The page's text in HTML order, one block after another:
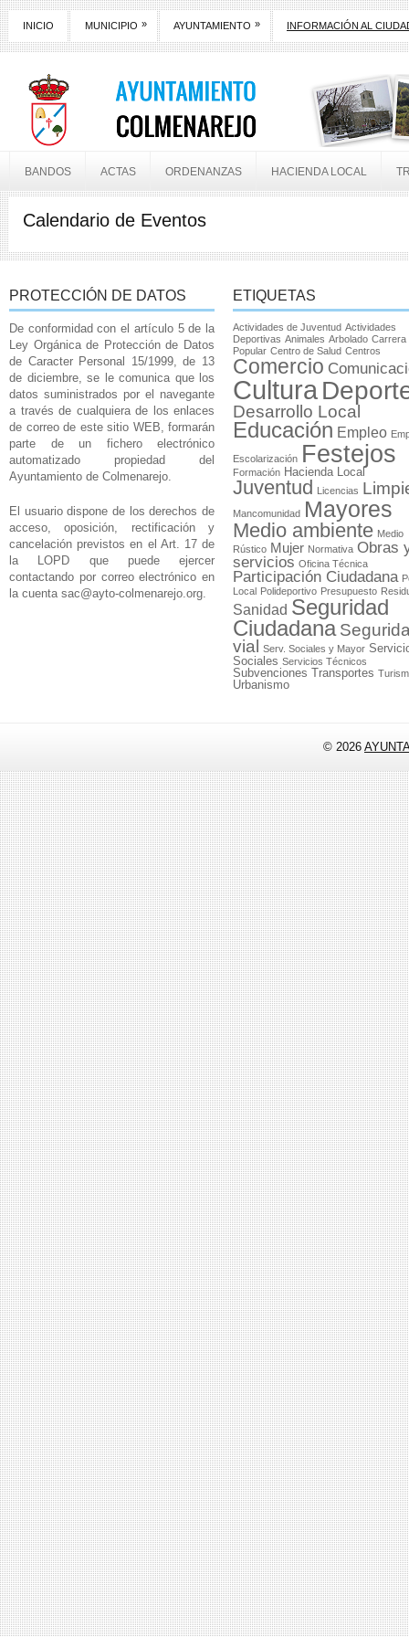
INICIO MUNICIPIO » AYUNTAMIENTO » INFORMACIÓN AL
BANDOS ACTAS ORDENANZAS HACIENDA LOCAL
Calendario de Eventos
PROTECCIÓN DE DATOS
De conformidad con el artículo 5 de la
Ley Orgánica de Protección de Datos
de Caracter Personal 15/1999, de 13
de diciembre, se le comunica que los
datos suministrados por el navegante
a través de cualquiera de los enlaces
de correo de este sitio WEB, formarán
parte de un fichero electrónico
automatizado propiedad del
Ayuntamiento de Colmenarejo.
El usuario dispone de los derechos de
acceso, oposición, rectificación y
cancelación previstos en el Art. 17 de
la LOPD que puede ejercer
contactando por correo electrónico en
la cuenta sac@ayto-colmenarejo.org.
ETIQUETAS
Actividades de Juventud Actividades
Deportivas Animales Arbolado Carrera
Popular Centro de Salud Centros
Comercio
Cultura
Desarrollo Local
Educación Empleo
Escolarización Festejos
Formación Hacienda Local
Juventud Licencias
Mancomunidad Mayores
Medio ambiente Medio
Rústico Mujer Normativa Obras
servicios Oficina Técnica
Participación Ciudadana
Local Polideportivo Presupuesto
Sanidad Seguridad
Ciudadana
vial
Serv. Sociales y Mayor
Sociales Servicios Técnicos
Subvenciones Transportes
Urbanismo
© 2026